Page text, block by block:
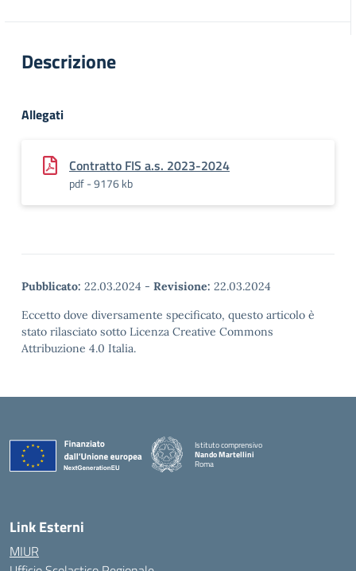
Descrizione
Allegati
Contratto FIS a.s. 2023-2024
pdf - 9176 kb
Pubblicato: 22.03.2024 - Revisione: 22.03.2024
Eccetto dove diversamente specificato, questo articolo è
stato rilasciato sotto Licenza Creative Commons
Attribuzione 4.0 Italia.
Istituto comprensivo
Nando Martellini
Roma
Link Esterni
MIUR